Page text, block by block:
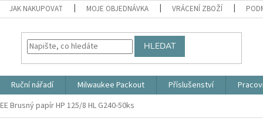
JAK NAKUPOVAT MOJE OBJEDNÁVKA VRÁCENÍ ZBOŽÍ
HLEDAT
Ruční nářadí Milwaukee Packout Příslušenství
Brusný papír HP 125/8 HL G240-50ks